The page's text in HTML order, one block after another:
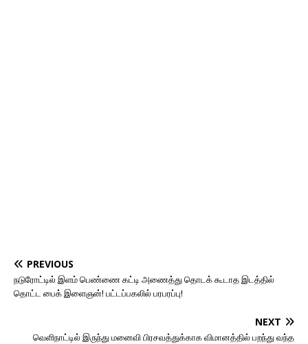
PREVIOUS
நடுரோட்டில் இளம் பெண்ணை கட்டி அணைத்து தொடக் கூடாத இடத்தில்
தொட்ட பைக் இளைஞன்! பட்டப்பகலில் பரபரப்பு!
NEXT
வெளிநாட்டில் இருந்து மனைவி பிரசவத்துக்காக விமானத்தில் பறந்து வந்த